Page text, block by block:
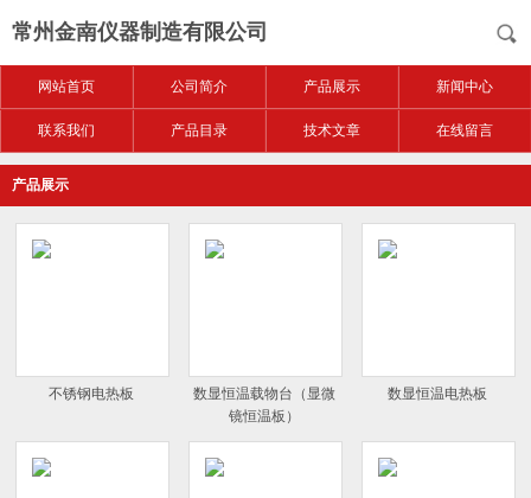
常州金南仪器制造有限公司
网站首页 公司简介 产品展示 新闻中心
联系我们 产品目录 技术文章 在线留言
产品展示
不锈钢电热板
数显恒温载物台（显微
镜恒温板）
数显恒温电热板